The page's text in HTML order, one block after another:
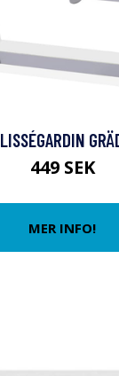
449 SEK
MER INFO!